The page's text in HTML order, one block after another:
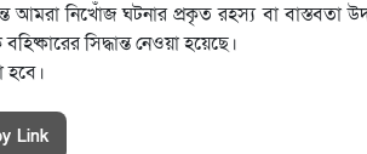
আমরা নিখোঁজ ঘটনার প্রকৃত রহস্য বা বাস্তবতা
সিদ্ধান্ত নেওয়া হয়েছে।
হবে।
Link